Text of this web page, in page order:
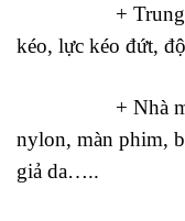
+ Trung tâm
kéo, lực kéo đứt,
+ Nhà máy
nylon, màn phim,
giả da…..